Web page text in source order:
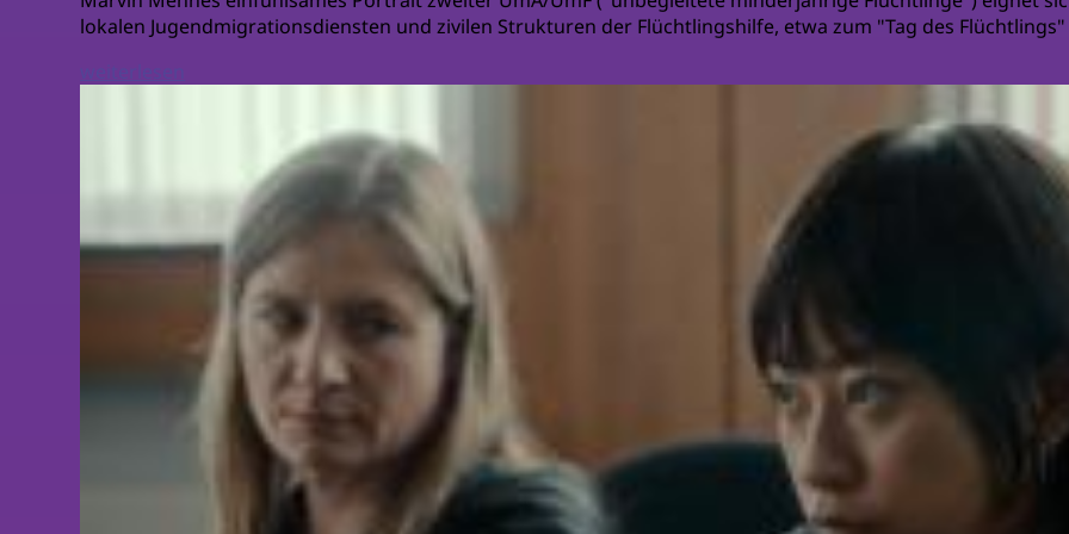
lokalen Jugendmigrationsdiensten und zivilen Strukturen der Flüchtlingshilfe, etwa zum "Tag des
weiterlesen